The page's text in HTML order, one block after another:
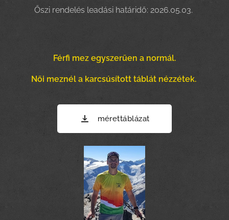
Őszi rendelés leadási határidő: 2026.05.03.
Férfi mez egyszerűen a normál.
Női meznél a karcsúsított táblát nézzétek.
mérettáblázat